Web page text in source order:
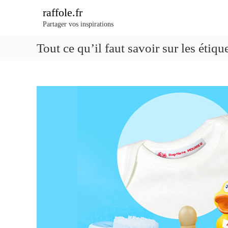
raffole.fr
Partager vos inspirations
Tout ce qu’il faut savoir sur les